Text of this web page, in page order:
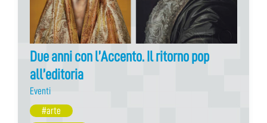
Due anni con l’Accento. Il ritorno pop
all’editoria
Eventi
#arte